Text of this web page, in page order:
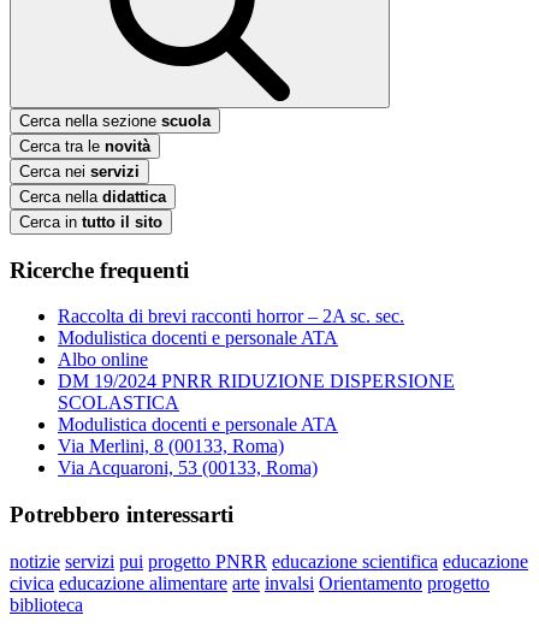
Cerca nella sezione scuola
Cerca tra le novità
Cerca nei servizi
Cerca nella didattica
Cerca in tutto il sito
Ricerche frequenti
Raccolta di brevi racconti horror – 2A sc. sec.
Modulistica docenti e personale ATA
Albo online
DM 19/2024 PNRR RIDUZIONE DISPERSIONE
SCOLASTICA
Modulistica docenti e personale ATA
Via Merlini, 8 (00133, Roma)
Via Acquaroni, 53 (00133, Roma)
Potrebbero interessarti
notizie servizi pui progetto PNRR educazione scientifica educazione
civica educazione alimentare arte invalsi Orientamento progetto
biblioteca